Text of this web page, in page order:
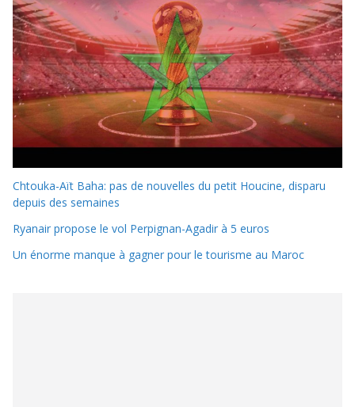
Chtouka-Aït Baha: pas de nouvelles du petit Houcine, disparu
depuis des semaines
Ryanair propose le vol Perpignan-Agadir à 5 euros
Un énorme manque à gagner pour le tourisme au Maroc